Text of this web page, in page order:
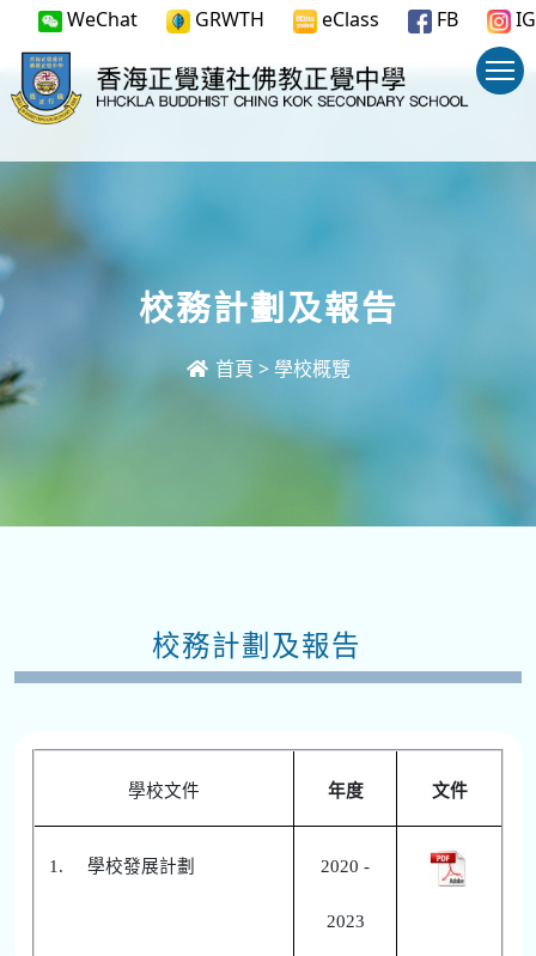
WeChat GRWTH eClass FB IG
校務計劃及報告
首頁 > 學校概覽
校務計劃及報告
學校文件 年度 文件
1. 學校發展計劃 2020 -
2023